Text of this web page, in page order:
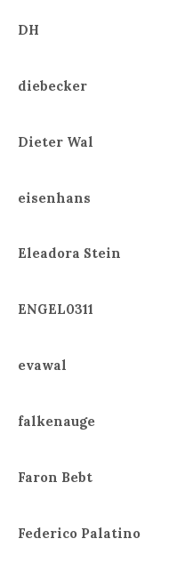
DH
diebecker
Dieter Wal
eisenhans
Eleadora Stein
ENGEL0311
evawal
falkenauge
Faron Bebt
Federico Palatino